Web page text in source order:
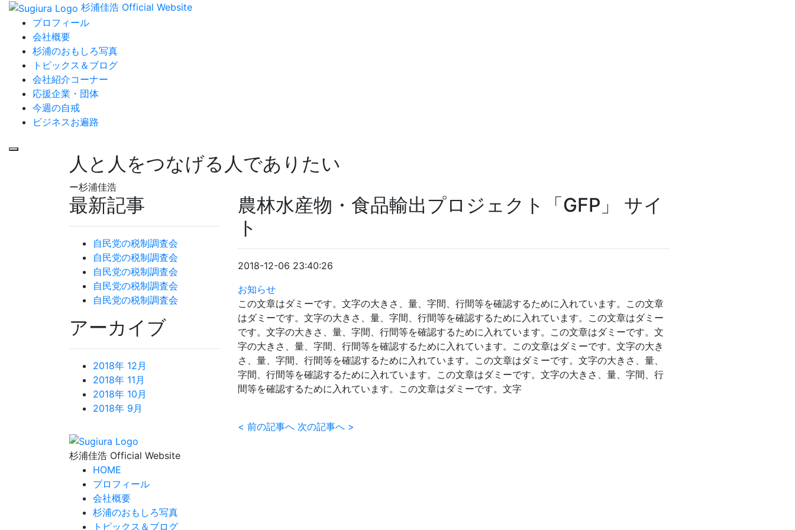
杉浦佳浩 Official Website
プロフィール
会社概要
杉浦のおもしろ写真
トピックス＆ブログ
会社紹介コーナー
応援企業・団体
今週の自戒
ビジネスお遍路
人と人をつなげる人でありたい
ー杉浦佳浩
最新記事
自民党の税制調査会
自民党の税制調査会
自民党の税制調査会
自民党の税制調査会
自民党の税制調査会
アーカイブ
2018年 12月
2018年 11月
2018年 10月
2018年 9月
農林水産物・食品輸出プロジェクト「GFP」 サイ
ト
2018-12-06 23:40:26
お知らせ
この文章はダミーです。文字の大きさ、量、字間、行間等を確認するために入れています。この文章
はダミーです。文字の大きさ、量、字間、行間等を確認するために入れています。この文章はダミー
です。文字の大きさ、量、字間、行間等を確認するために入れています。この文章はダミーです。文
字の大きさ、量、字間、行間等を確認するために入れています。この文章はダミーです。文字の大き
さ、量、字間、行間等を確認するために入れています。この文章はダミーです。文字の大きさ、量、
字間、行間等を確認するために入れています。この文章はダミーです。文字の大きさ、量、字間、行
間等を確認するために入れています。この文章はダミーです。文字
< 前の記事へ 次の記事へ >
杉浦佳浩 Official Website
HOME
プロフィール
会社概要
杉浦のおもしろ写真
トピックス＆ブログ